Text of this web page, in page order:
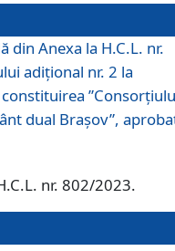
Anexa la H.C.L. nr.
adițional nr. 2 la
dual Brașov”,
nr. 802/2023.